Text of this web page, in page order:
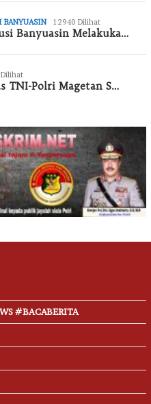
BANYUASIN 12940 Dilihat
Banyuasin Melakuka…
TNI-Polri Magetan S…
#BACABERITA